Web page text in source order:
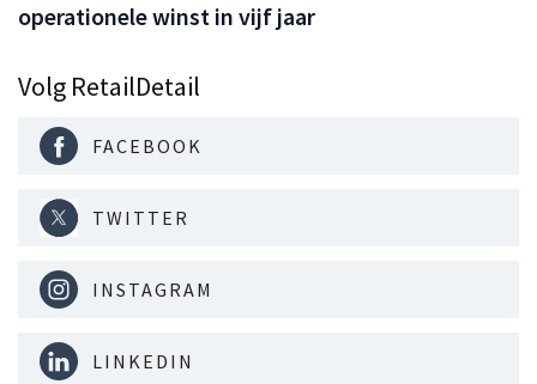
operationele winst in vijf jaar
Volg RetailDetail
FACEBOOK
TWITTER
INSTAGRAM
LINKEDIN